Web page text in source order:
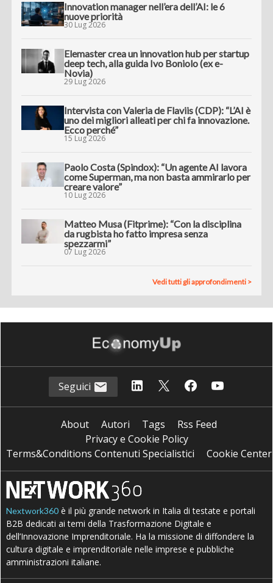
Innovation manager nell’era dell’AI: le 6
nuove priorità
30 Lug 2026
Elemaster crea un innovation hub per startup
deep tech, alla guida Ivo Boniolo (ex e-
Novia)
29 Lug 2026
Intervista con Valeria de Flaviis (CDP): “L’AI è
uno dei migliori alleati per chi fa innovazione.
Ecco perché”
15 Lug 2026
Paolo Costa (Spindox): “Un agente AI lavora
come Superman, ma non basta ammirarlo per
creare valore”
10 Lug 2026
Matteo Musa (Fitprime): “Con la disciplina
da rugbista ho fatto impresa senza
spezzarmi”
07 Lug 2026
Vedi tutti gli approfondimenti >
Seguici
About Autori Tags
Rss Feed
Privacy e Cookie Policy
Terms&Conditions Contenuti Specialistici
Cookie Center
Nextwork360 è il più grande network in Italia di testate e portali
B2B dedicati ai temi della Trasformazione Digitale e
dell’Innovazione Imprenditoriale. Ha la missione di diffondere la
cultura digitale e imprenditoriale nelle imprese e pubbliche
amministrazioni italiane.